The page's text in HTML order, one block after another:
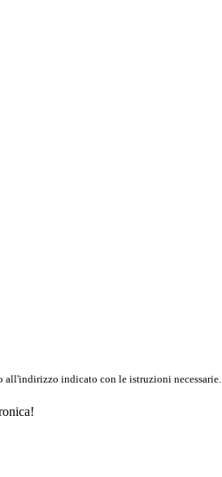
all'indirizzo indicato con le istruzioni necessarie.